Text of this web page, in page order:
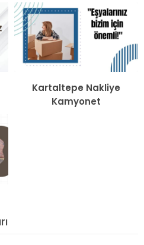
Kartaltepe Nakliye
Kamyonet